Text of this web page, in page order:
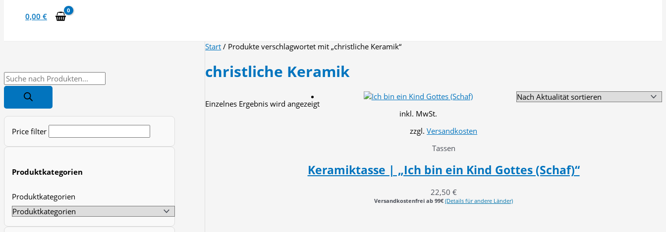
0,00 €
P
o
c
a
Price filter
Produktkategorien
Produktkategorien
Start / Produkte verschlagwortet mit „christliche Keramik“
christliche Keramik
Einzelnes Ergebnis wird angezeigt
inkl. MwSt.
zzgl.Versandkosten
Tassen
Keramiktasse | „Ich bin ein Kind Gottes (Schaf)“
22,50 €
Versandkostenfrei ab 99€ (Details für andere Länder)